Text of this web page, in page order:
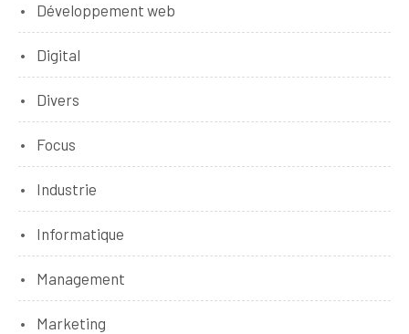
Développement web
Digital
Divers
Focus
Industrie
Informatique
Management
Marketing